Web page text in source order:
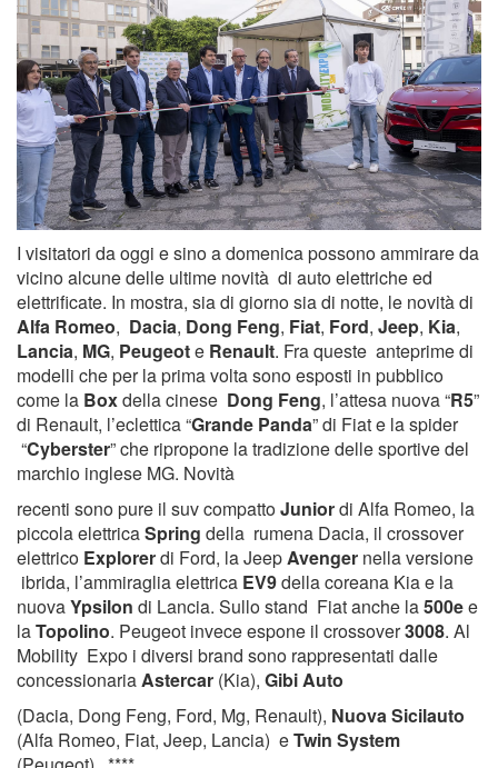
I visitatori da oggi e sino a domenica possono ammirare da
vicino alcune delle ultime novità di auto elettriche ed
elettrificate. In mostra, sia di giorno sia di notte, le novità di
Alfa Romeo, Dacia, Dong Feng, Fiat, Ford, Jeep, Kia,
Lancia, MG, Peugeote Renault. Fra queste anteprime di
modelli che per la prima volta sono esposti in pubblico
come la Boxdella cinese Dong Feng, l’attesa nuova “R5”
di Renault, l’eclettica “Grande Panda” di Fiat e la spider
“Cyberster” che ripropone la tradizione delle sportive del
marchio inglese MG. Novità
recenti sono pure il suv compattoJuniordi Alfa Romeo, la
piccola elettricaSpring della rumena Dacia, il crossover
elettrico Explorerdi Ford, la JeepAvenger nella versione
ibrida, l’ammiraglia elettrica EV9della coreana Kia e la
nuovaYpsilon di Lancia. Sullo stand Fiat anche la500ee
laTopolino. Peugeot invece espone il crossover3008. Al
Mobility Expo i diversi brand sono rappresentati dalle
concessionariaAstercar (Kia), Gibi Auto
(Dacia, Dong Feng, Ford, Mg, Renault), Nuova Sicilauto
(Alfa Romeo, Fiat, Jeep, Lancia) eTwin System